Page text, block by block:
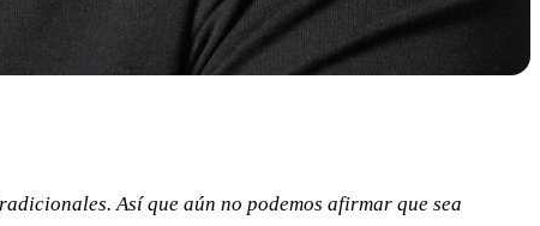
Así que aún no podemos afirmar que sea